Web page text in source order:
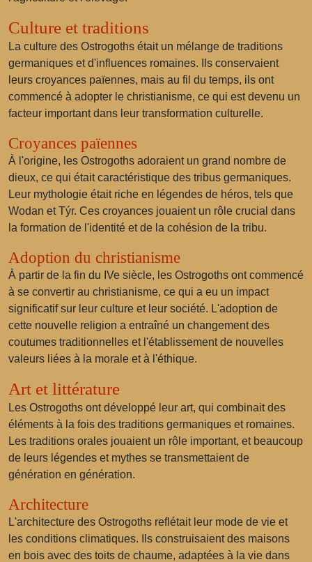
Culture et traditions
La culture des Ostrogoths était un mélange de traditions
germaniques et d'influences romaines. Ils conservaient
leurs croyances païennes, mais au fil du temps, ils ont
commencé à adopter le christianisme, ce qui est devenu un
facteur important dans leur transformation culturelle.
Croyances païennes
À l'origine, les Ostrogoths adoraient un grand nombre de
dieux, ce qui était caractéristique des tribus germaniques.
Leur mythologie était riche en légendes de héros, tels que
Wodan et Týr. Ces croyances jouaient un rôle crucial dans
la formation de l'identité et de la cohésion de la tribu.
Adoption du christianisme
À partir de la fin du IVe siècle, les Ostrogoths ont commencé
à se convertir au christianisme, ce qui a eu un impact
significatif sur leur culture et leur société. L'adoption de
cette nouvelle religion a entraîné un changement des
coutumes traditionnelles et l'établissement de nouvelles
valeurs liées à la morale et à l'éthique.
Art et littérature
Les Ostrogoths ont développé leur art, qui combinait des
éléments à la fois des traditions germaniques et romaines.
Les traditions orales jouaient un rôle important, et beaucoup
de leurs légendes et mythes se transmettaient de
génération en génération.
Architecture
L'architecture des Ostrogoths reflétait leur mode de vie et
les conditions climatiques. Ils construisaient des maisons
en bois avec des toits de chaume, adaptées à la vie dans